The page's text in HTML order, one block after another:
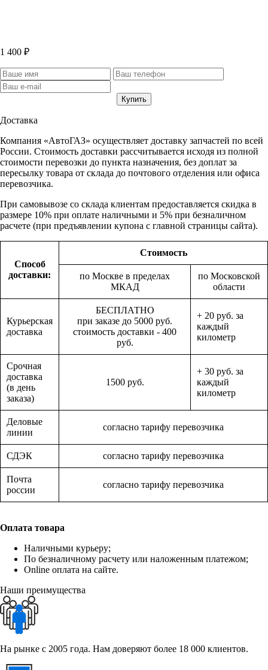
1 400 ₽
Доставка
Компания «АвтоГАЗ» осуществляет доставку запчастей по всей
России. Стоимость доставки рассчитывается исходя из полной
стоимости перевозки до пункта назначения, без доплат за
пересылку товара от склада до почтового отделения или офиса
перевозчика.
При самовывозе со склада клиентам предоставляется скидка в
размере 10% при оплате наличными и 5% при безналичном
расчете (при предъявлении купона с главной страницы сайта).
Способ
доставки:
Стоимость
по Москве в пределах
МКАД
по Московской
области
Курьерская
доставка
БЕСПЛАТНО
при заказе до 5000 руб.
стоимость доставки - 400
руб.
+ 20 руб. за
каждый
километр
Срочная
доставка
(в день
заказа)
1500 руб.
+ 30 руб. за
каждый
километр
Деловые
линии
согласно тарифу перевозчика
СДЭК согласно тарифу перевозчика
Почта
россии
согласно тарифу перевозчика
Оплата товара
Наличными курьеру;
По безналичному расчету или наложенным платежом;
Online оплата на сайте.
Наши преимущества
На рынке с 2005 года. Нам доверяют более 18 000 клиентов.